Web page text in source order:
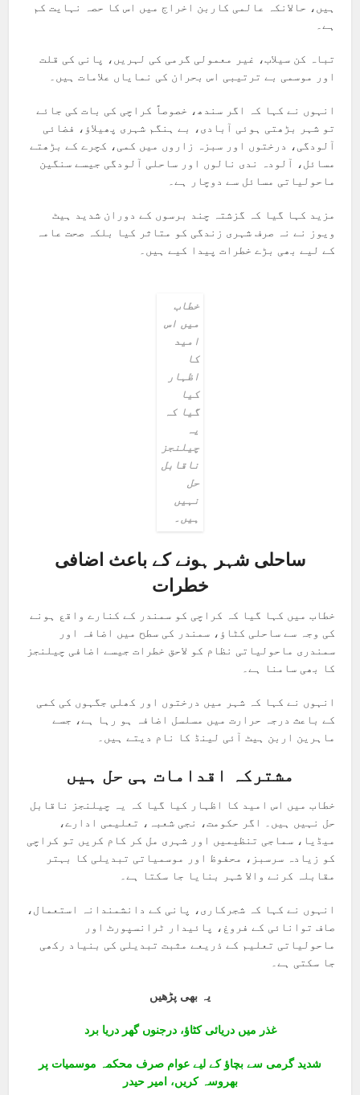
ہیں، حالانکہ عالمی کاربن اخراج میں اس کا حصہ نہایت کم
ہے۔
تباہ کن سیلاب، غیر معمولی گرمی کی لہریں، پانی کی قلت
اور موسمی بے ترتیبی اس بحران کی نمایاں علامات ہیں۔
انہوں نے کہا کہ اگر سندھ، خصوصاً کراچی کی بات کی جائے
تو شہر بڑھتی ہوئی آبادی، بے ہنگم شہری پھیلاؤ، فضائی
آلودگی، درختوں اور سبزہ زاروں میں کمی، کچرے کے بڑھتے
مسائل، آلودہ ندی نالوں اور ساحلی آلودگی جیسے سنگین
ماحولیاتی مسائل سے دوچار ہے۔
مزید کہا گیا کہ گزشتہ چند برسوں کے دوران شدید ہیٹ
ویوز نے نہ صرف شہری زندگی کو متاثر کیا بلکہ صحت عامہ
کے لیے بھی بڑے خطرات پیدا کیے ہیں۔
خطاب
میں اس
امید
کا
اظہار
کیا
گیا کہ
یہ
چیلنجز
ناقابل
حل
نہیں
ہیں۔
ساحلی شہر ہونے کے باعث اضافی
خطرات
خطاب میں کہا گیا کہ کراچی کو سمندر کے کنارے واقع ہونے
کی وجہ سے ساحلی کٹاؤ، سمندر کی سطح میں اضافہ اور
سمندری ماحولیاتی نظام کو لاحق خطرات جیسے اضافی چیلنجز
کا بھی سامنا ہے۔
انہوں نے کہا کہ شہر میں درختوں اور کھلی جگہوں کی کمی
کے باعث درجہ حرارت میں مسلسل اضافہ ہو رہا ہے، جسے
ماہرین اربن ہیٹ آئی لینڈ کا نام دیتے ہیں۔
مشترکہ اقدامات ہی حل ہیں
خطاب میں اس امید کا اظہار کیا گیا کہ یہ چیلنجز ناقابل
حل نہیں ہیں۔ اگر حکومت، نجی شعبہ، تعلیمی ادارے،
میڈیا، سماجی تنظیمیں اور شہری مل کر کام کریں تو کراچی
کو زیادہ سرسبز، محفوظ اور موسمیاتی تبدیلی کا بہتر
مقابلہ کرنے والا شہر بنایا جا سکتا ہے۔
انہوں نے کہا کہ شجرکاری، پانی کے دانشمندانہ استعمال،
صاف توانائی کے فروغ، پائیدار ٹرانسپورٹ اور
ماحولیاتی تعلیم کے ذریعے مثبت تبدیلی کی بنیاد رکھی
جا سکتی ہے۔
یہ بھی پڑھیں
غذر میں دریائی کٹاؤ، درجنوں گھر دریا برد
شدید گرمی سے بچاؤ کے لیے عوام صرف محکمہ موسمیات پر
بھروسہ کریں، امیر حیدر